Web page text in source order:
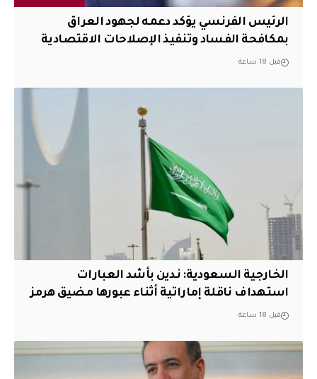
الرئيس الفرنسي يؤكد دعمه لجهود العراق
بمكافحة الفساد وتنفيذ الإصلاحات الاقتصادية
قبل 18 ساعة
‏الخارجية السعودية: ندين بأشد العبارات
استهداف ناقلة إماراتية أثناء عبورها مضيق هرمز
قبل 18 ساعة